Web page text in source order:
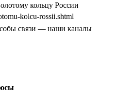
Золотого кольца», где
наследия ЮНЕСКО,
и мощные крепостные
инфраструктура, уютные
музеев делают этот
познавательного отдыха в
кольцу России
kolcu-rossii.shtml
связи — наши каналы